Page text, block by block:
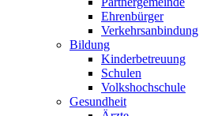
Ehrenbürger
Verkehrsanbindung
Bildung
Kinderbetreuung
Schulen
Volkshochschule
Gesundheit